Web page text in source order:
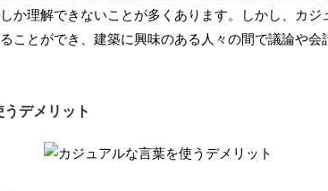
か理解できないことが多くあります。しかし、カ
ことができ、建築に興味のある人々の間で議論や会
デメリット